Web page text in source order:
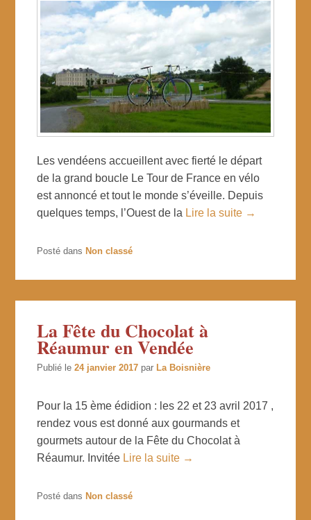
Les vendéens accueillent avec fierté le départ
de la grand boucle Le Tour de France en vélo
est annoncé et tout le monde s’éveille. Depuis
quelques temps, l’Ouest de la Lire la suite →
Posté dans Non classé
La Fête du Chocolat à
Réaumur en Vendée
Publié le24 janvier 2017 par La Boisnière
Pour la 15 ème édidion : les 22 et 23 avril 2017 ,
rendez vous est donné aux gourmands et
gourmets autour de la Fête du Chocolat à
Réaumur. Invitée Lire la suite →
Posté dans Non classé